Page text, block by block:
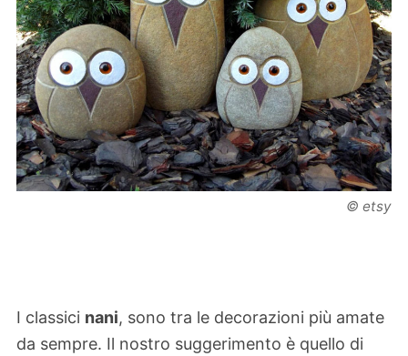
© etsy
I classici nani, sono tra le decorazioni più amate
da sempre. Il nostro suggerimento è quello di